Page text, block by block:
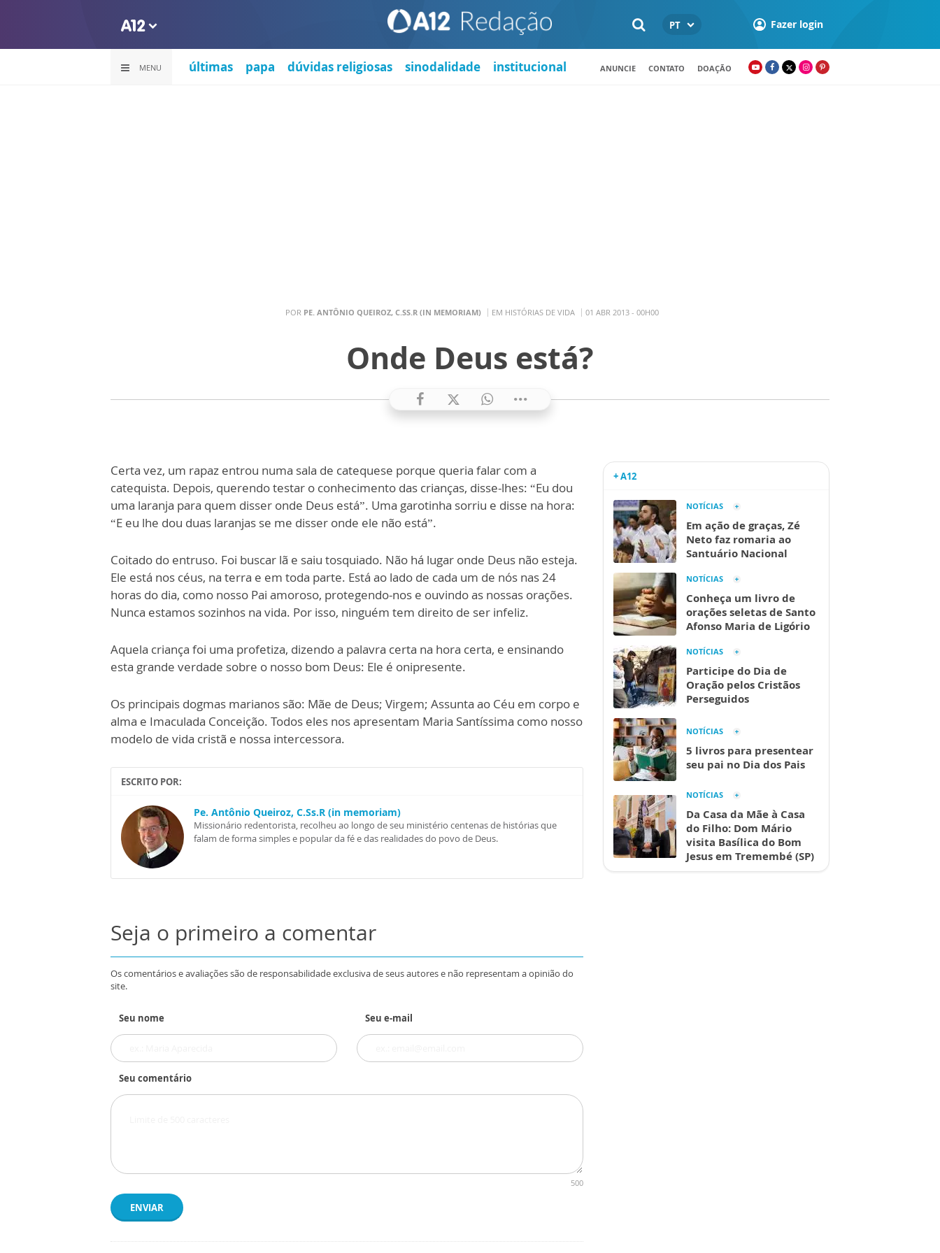
PT Fazer login
MENU últimas papa dúvidas religiosas sinodalidade institucional ANUNCIE CONTATO DOAÇÃO
POR PE. ANTÔNIO QUEIROZ, C.SS.R (IN MEMORIAM) EM HISTÓRIAS DE VIDA 01 ABR 2013 - 00H00
Onde Deus está?
Certa vez, um rapaz entrou numa sala de catequese porque queria falar com a
catequista. Depois, querendo testar o conhecimento das crianças, disse-lhes: “Eu dou
uma laranja para quem disser onde Deus está”. Uma garotinha sorriu e disse na hora:
“E eu lhe dou duas laranjas se me disser onde ele não está”.
Coitado do entruso. Foi buscar lã e saiu tosquiado. Não há lugar onde Deus não esteja.
Ele está nos céus, na terra e em toda parte. Está ao lado de cada um de nós nas 24
horas do dia, como nosso Pai amoroso, protegendo-nos e ouvindo as nossas orações.
Nunca estamos sozinhos na vida. Por isso, ninguém tem direito de ser infeliz.
Aquela criança foi uma profetiza, dizendo a palavra certa na hora certa, e ensinando
esta grande verdade sobre o nosso bom Deus: Ele é onipresente.
Os principais dogmas marianos são: Mãe de Deus; Virgem; Assunta ao Céu em corpo e
alma e Imaculada Conceição. Todos eles nos apresentam Maria Santíssima como nosso
modelo de vida cristã e nossa intercessora.
ESCRITO POR:
Pe. Antônio Queiroz, C.Ss.R (in memoriam)
Missionário redentorista, recolheu ao longo de seu ministério centenas de histórias que
falam de forma simples e popular da fé e das realidades do povo de Deus.
Seja o primeiro a comentar
Os comentários e avaliações são de responsabilidade exclusiva de seus autores e não representam a opinião do
site.
Seu nome Seu e-mail
Seu comentário
500
ENVIAR
+ A12
NOTÍCIAS
Em ação de graças, Zé
Neto faz romaria ao
Santuário Nacional
NOTÍCIAS
Conheça um livro de
orações seletas de Santo
Afonso Maria de Ligório
NOTÍCIAS
Participe do Dia de
Oração pelos Cristãos
Perseguidos
NOTÍCIAS
5 livros para presentear
seu pai no Dia dos Pais
NOTÍCIAS
Da Casa da Mãe à Casa
do Filho: Dom Mário
visita Basílica do Bom
Jesus em Tremembé (SP)